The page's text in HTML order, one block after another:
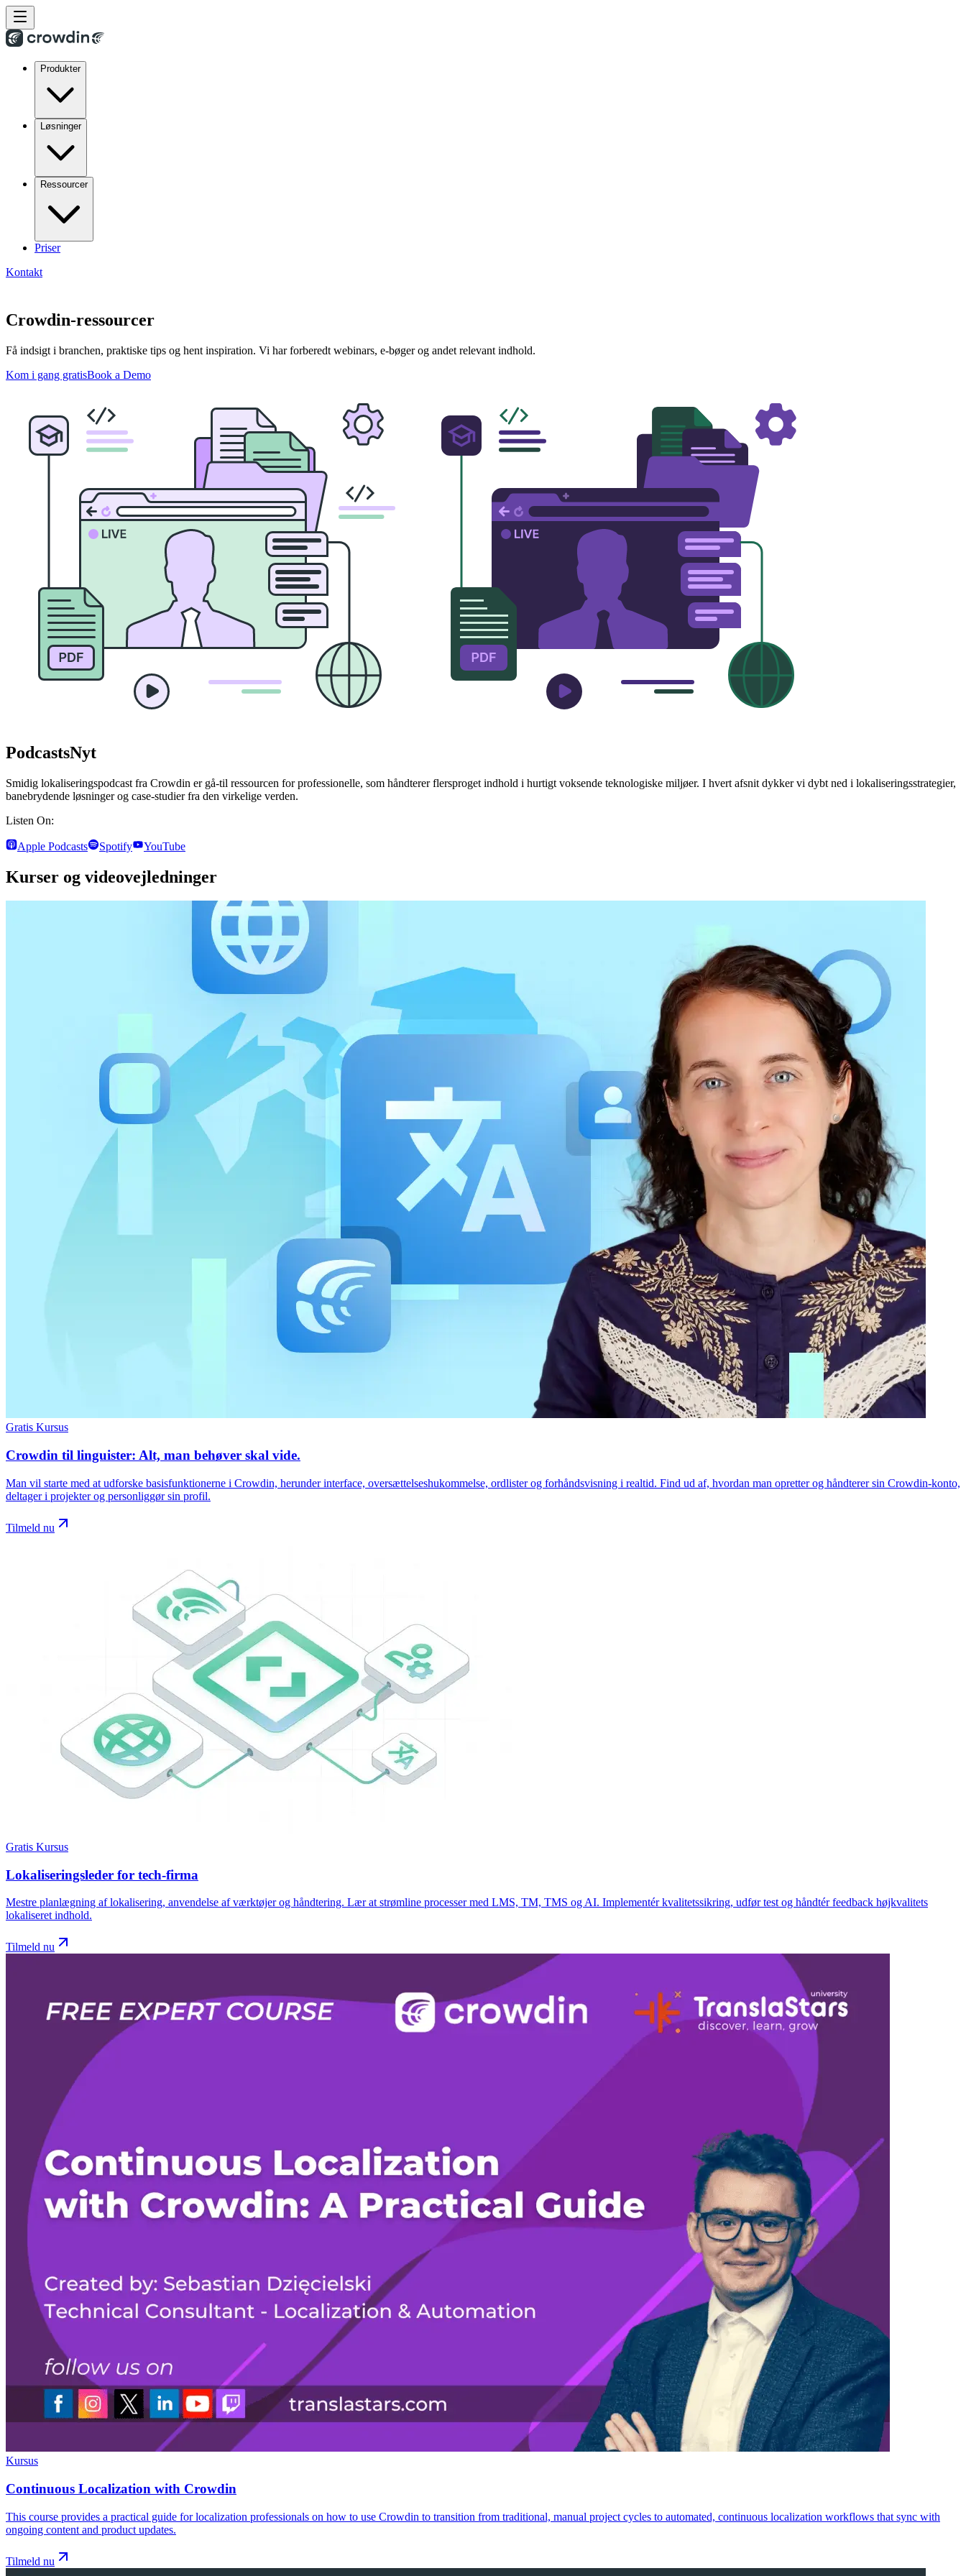
Produkter
Løsninger
Ressourcer
Priser
Kontakt
Crowdin-ressourcer
Få indsigt i branchen, praktiske tips og hent inspiration. Vi har forberedt webinars, e-bøger og andet relevant indhold.
Kom i gang gratisBook a Demo
PodcastsNyt
Smidig lokaliseringspodcast fra Crowdin er gå-til ressourcen for professionelle, som håndterer flersproget indhold i hurtigt voksende teknologiske miljøer. I hvert afsnit dykker vi dybt ned i lokaliseringsstrategier,
banebrydende løsninger og case-studier fra den virkelige verden.
Listen On:
Apple Podcasts Spotify YouTube
Kurser og videovejledninger
Gratis Kursus
Crowdin til linguister: Alt, man behøver skal vide.
Man vil starte med at udforske basisfunktionerne i Crowdin, herunder interface, oversættelseshukommelse, ordlister og forhåndsvisning i realtid. Find ud af, hvordan man opretter og håndterer sin Crowdin-konto,
deltager i projekter og personliggør sin profil.
Tilmeld nu
Gratis Kursus
Lokaliseringsleder for tech-firma
Mestre planlægning af lokalisering, anvendelse af værktøjer og håndtering. Lær at strømline processer med LMS, TM, TMS og AI. Implementér kvalitetssikring, udfør test og håndtér feedback højkvalitets
lokaliseret indhold.
Tilmeld nu
Kursus
Continuous Localization with Crowdin
This course provides a practical guide for localization professionals on how to use Crowdin to transition from traditional, manual project cycles to automated, continuous localization workflows that sync with
ongoing content and product updates.
Tilmeld nu